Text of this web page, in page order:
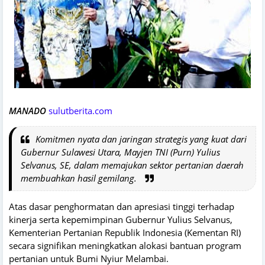
MANADO sulutberita.com
Komitmen nyata dan jaringan strategis yang kuat dari
Gubernur Sulawesi Utara, Mayjen TNI (Purn) Yulius
Selvanus, SE, dalam memajukan sektor pertanian daerah
membuahkan hasil gemilang.
Atas dasar penghormatan dan apresiasi tinggi terhadap
kinerja serta kepemimpinan Gubernur Yulius Selvanus,
Kementerian Pertanian Republik Indonesia (Kementan RI)
secara signifikan meningkatkan alokasi bantuan program
pertanian untuk Bumi Nyiur Melambai.